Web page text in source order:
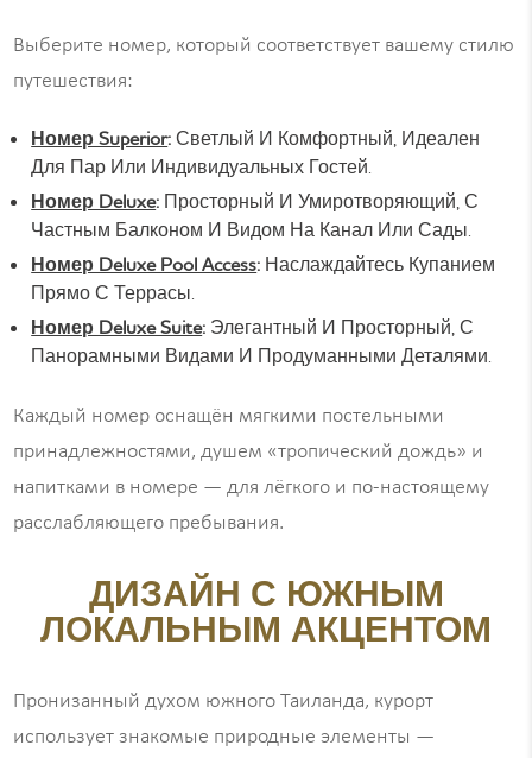
Выберите номер, который соответствует вашему стилю
путешествия:
Номер Superior: Светлый И Комфортный, Идеален
Для Пар Или Индивидуальных Гостей.
Номер Deluxe: Просторный И Умиротворяющий, С
Частным Балконом И Видом На Канал Или Сады.
Номер Deluxe Pool Access: Наслаждайтесь Купанием
Прямо С Террасы.
Номер Deluxe Suite: Элегантный И Просторный, С
Панорамными Видами И Продуманными Деталями.
Каждый номер оснащён мягкими постельными
принадлежностями, душем «тропический дождь» и
напитками в номере — для лёгкого и по-настоящему
расслабляющего пребывания.
ДИЗАЙН С ЮЖНЫМ
ЛОКАЛЬНЫМ АКЦЕНТОМ
Пронизанный духом южного Таиланда, курорт
использует знакомые природные элементы —